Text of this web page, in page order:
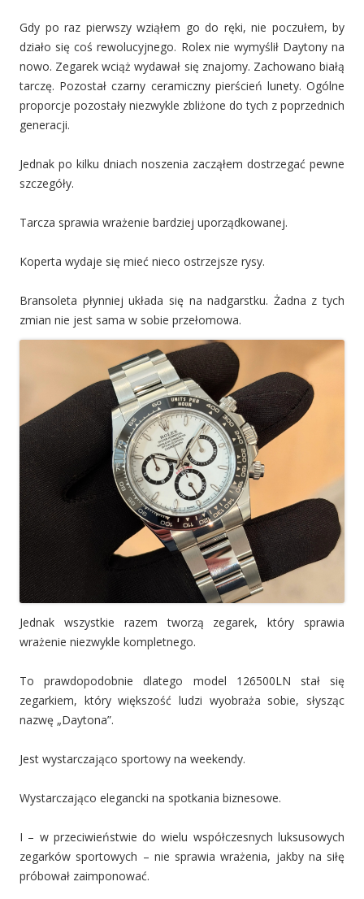
Gdy po raz pierwszy wziąłem go do ręki, nie poczułem, by
działo się coś rewolucyjnego. Rolex nie wymyślił Daytony na
nowo. Zegarek wciąż wydawał się znajomy. Zachowano białą
tarczę. Pozostał czarny ceramiczny pierścień lunety. Ogólne
proporcje pozostały niezwykle zbliżone do tych z poprzednich
generacji.
Jednak po kilku dniach noszenia zacząłem dostrzegać pewne
szczegóły.
Tarcza sprawia wrażenie bardziej uporządkowanej.
Koperta wydaje się mieć nieco ostrzejsze rysy.
Bransoleta płynniej układa się na nadgarstku. Żadna z tych
zmian nie jest sama w sobie przełomowa.
Jednak wszystkie razem tworzą zegarek, który sprawia
wrażenie niezwykle kompletnego.
To prawdopodobnie dlatego model 126500LN stał się
zegarkiem, który większość ludzi wyobraża sobie, słysząc
nazwę „Daytona”.
Jest wystarczająco sportowy na weekendy.
Wystarczająco elegancki na spotkania biznesowe.
I – w przeciwieństwie do wielu współczesnych luksusowych
zegarków sportowych – nie sprawia wrażenia, jakby na siłę
próbował zaimponować.